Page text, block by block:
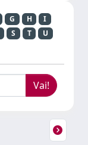
G H
I
S T
U